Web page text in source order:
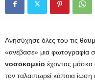
Ανησύχησε όλες του τις
«ανέβασε» μια φωτογραφία
νοσοκομείο έχοντας
τον ταλαιπωρεί κάποια ίωση